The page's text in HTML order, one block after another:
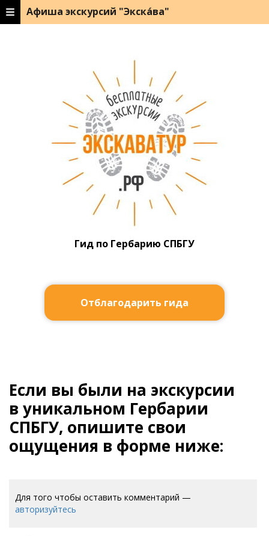
Афиша экскурсий "Экска́ва"
Гид по Гербарию СПБГУ
Отблагодарить гида
Если вы были на экскурсии
в уникальном Гербарии
СПБГУ, опишите свои
ощущения в форме ниже:
Для того чтобы оставить комментарий —
авторизуйтесь